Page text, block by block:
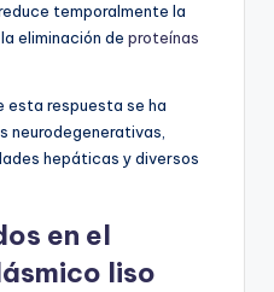
temporalmente la
eliminación de proteínas
esta respuesta se ha
neurodegenerativas,
hepáticas y diversos
en el
liso